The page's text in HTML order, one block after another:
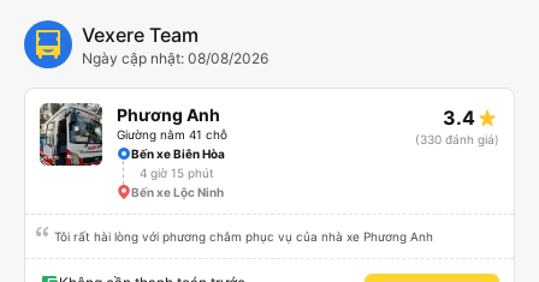
Vexere Team
Ngày cập nhật: 08/08/2026
Phương Anh
Giường nằm 41 chỗ
3.4
(330 đánh giá)
Bến xe Biên Hòa
4 giờ 15 phút
Bến xe Lộc Ninh
Tôi rất hài lòng với phương châm phục vụ của nhà xe Phương Anh